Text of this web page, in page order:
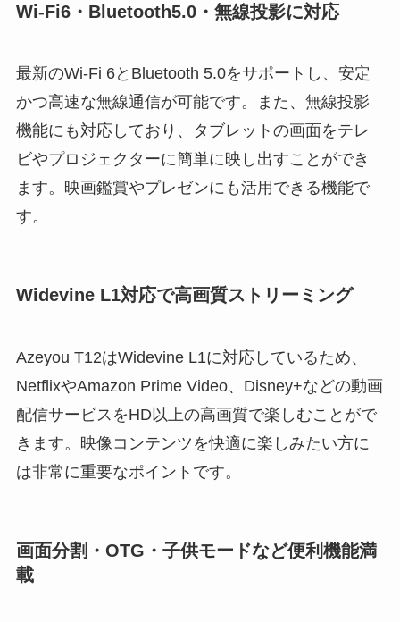
Wi-Fi6・Bluetooth5.0・無線投影に対応
最新のWi-Fi 6とBluetooth 5.0をサポートし、安定
かつ高速な無線通信が可能です。また、無線投影
機能にも対応しており、タブレットの画面をテレ
ビやプロジェクターに簡単に映し出すことができ
ます。映画鑑賞やプレゼンにも活用できる機能で
す。
Widevine L1対応で高画質ストリーミング
Azeyou T12はWidevine L1に対応しているため、
NetflixやAmazon Prime Video、Disney+などの動画
配信サービスをHD以上の高画質で楽しむことがで
きます。映像コンテンツを快適に楽しみたい方に
は非常に重要なポイントです。
画面分割・OTG・子供モードなど便利機能満
載